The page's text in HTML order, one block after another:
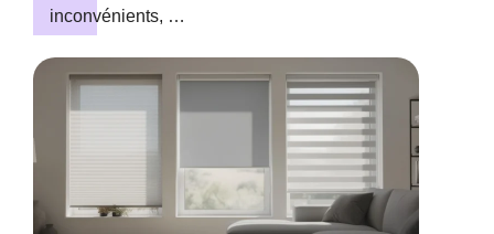
inconvénients, …